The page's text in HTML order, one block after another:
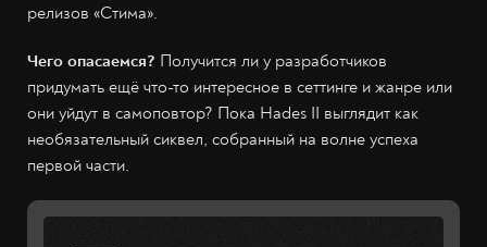
релизов «Стима».
Чего опасаемся? Получится ли у разработчиков
придумать ещё что-то интересное в сеттинге и жанре или
они уйдут в самоповтор? Пока Hades II выглядит как
необязательный сиквел, собранный на волне успеха
первой части.